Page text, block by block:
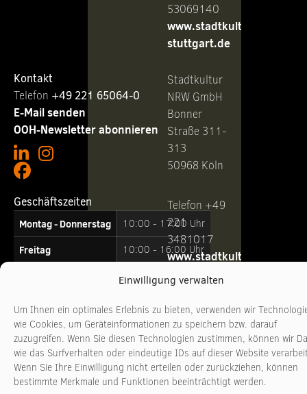
Einwilligung verwalten
Um Ihnen ein optimales Erlebnis zu bieten, verwenden wir
wie Cookies, um Geräteinformationen zu speichern bzw. darauf
zuzugreifen. Wenn Sie diesen Technologien zustimmen, können wir
wie das Surfverhalten oder eindeutige IDs auf dieser Website
Wenn Sie Ihre Einwilligung nicht erteilen oder zurückziehen, können
bestimmte Merkmale und Funktionen beeinträchtigt werden.
Kontakt
Telefon ‭ +49 221 65064-0
E-Mail senden
OOH-Newsletter abonnieren
Geschäftszeiten
Montag - Donnerstag
10:00 - 17:00 Uhr
Freitag 10:00 - 16:00 Uhr
53069140
www.stadtkultur-
stuttgart.de
Stadtkultur
NRW GmbH
Bonner
Straße 311-
313
50968 Köln
Telefon +49
221
3481017
www.stadtkultur-